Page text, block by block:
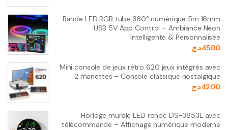
Bande LED RGB tube 360° numérique 5m 16mm
USB 5V App Control – Ambiance Néon
Intelligente & Personnalisée
4500د.ج
Mini console de jeux rétro 620 jeux intégrés avec
2 manettes – Console classique nostalgique
4200د.ج
Horloge murale LED ronde DS-3853L avec
télécommande – Affichage numérique moderne